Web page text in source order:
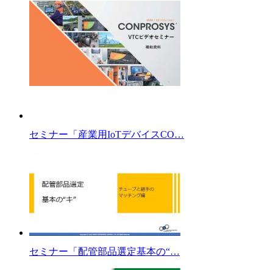
セミナー「産業用IoTデバイスCO…
セミナー「配管部品選定基本の“…